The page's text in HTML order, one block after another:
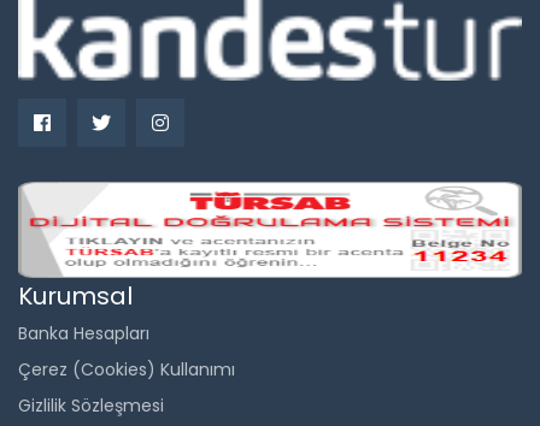
Kurumsal
Banka Hesapları
Çerez (Cookies) Kullanımı
Gizlilik Sözleşmesi